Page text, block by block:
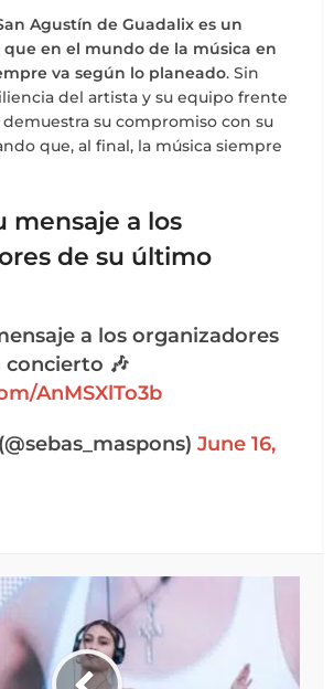
Agustín de Guadalixes un
en el mundo de la música en
va según lo planeado. Sin
del artista y su equipo frente
demuestra su compromiso con su
que, al final, la música siempre
mensaje a los
de su último
a los organizadores
🎶
AnMSXlTo3b
June 16,